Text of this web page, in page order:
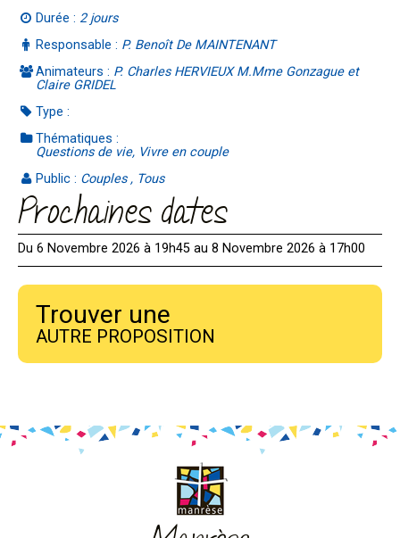
Durée : 2 jours
Responsable : P. Benoît De MAINTENANT
Animateurs : P. Charles HERVIEUX M.Mme Gonzague et
Claire GRIDEL
Type :
Thématiques :
Questions de vie, Vivre en couple
Public : Couples , Tous
Prochaines dates
Du 6 Novembre 2026 à 19h45 au 8 Novembre 2026 à 17h00
Trouver une
AUTRE PROPOSITION